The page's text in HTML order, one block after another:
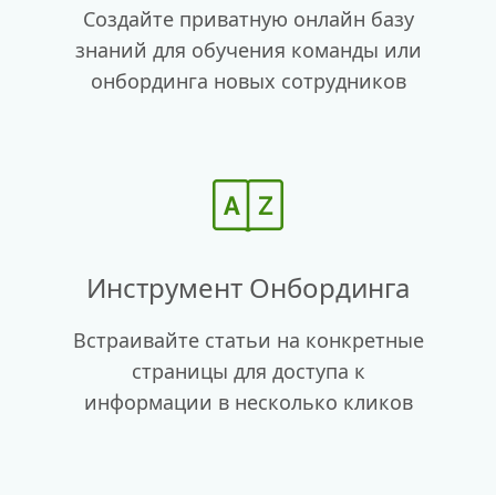
Создайте приватную онлайн базу
знаний для обучения команды или
онбординга новых сотрудников
Инструмент Онбординга
Встраивайте статьи на конкретные
страницы для доступа к
информации в несколько кликов